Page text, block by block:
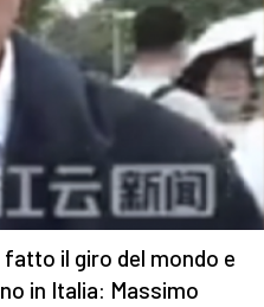
il giro del mondo e
in Italia: Massimo